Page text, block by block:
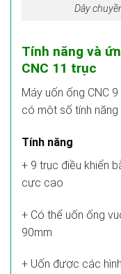
Dây
Tính năng và
CNC 11 trục
Máy uốn ống CNC
có một số tính năng
Tính năng
+ 9 trục điều khiển
cực cao
+ Có thể uốn ống
90mm
+ Uốn được các